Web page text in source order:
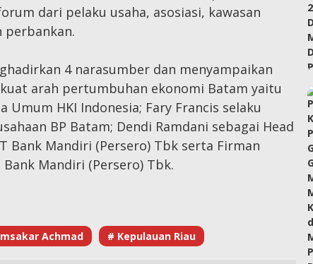
dari pelaku usaha, asosiasi, kawasan
perbankan.
4 narasumber dan menyampaikan
arah pertumbuhan ekonomi Batam yaitu
Umum HKI Indonesia; Fary Francis selaku
BP Batam; Dendi Ramdani sebagai Head
Bank Mandiri (Persero) Tbk serta Firman
Mandiri (Persero) Tbk.
Achmad # Kepulauan Riau